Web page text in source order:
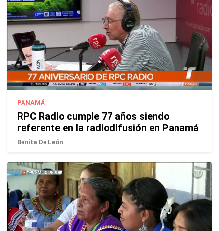
PANAMÁ
RPC Radio cumple 77 años siendo
referente en la radiodifusión en Panamá
Benita De León